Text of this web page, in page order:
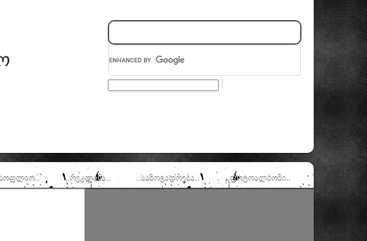
..რეკლამა.. ..საზოგადოება.. ..ფოტოალბომი..